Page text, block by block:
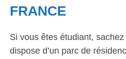
FRANCE
Si vous êtes étudiant,
dispose d’un parc de